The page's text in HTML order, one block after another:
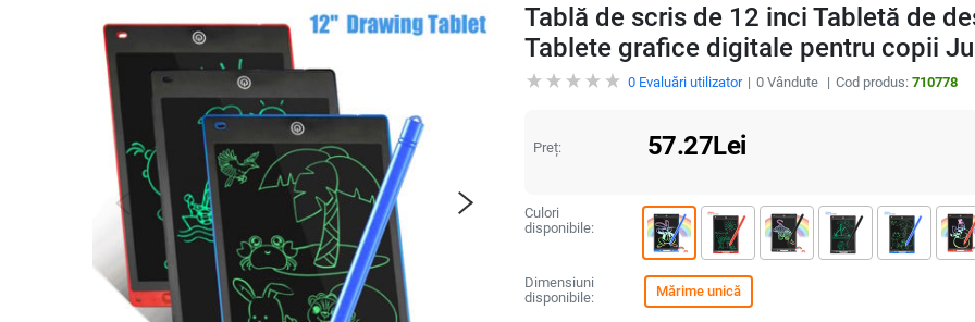
Tablă de scris de 12 inci Tabletă de
Tablete grafice digitale pentru copii
0Evaluări utilizator 0Vândute Cod produs: 710778
Preț: 57.27Lei
Culori
disponibile:
Dimensiuni
disponibile:
Mărime unică